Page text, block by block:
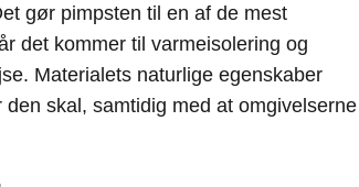
gør pimpsten til en af de mest
det kommer til varmeisolering og
Materialets naturlige egenskaber
skal, samtidig med at omgivelserne